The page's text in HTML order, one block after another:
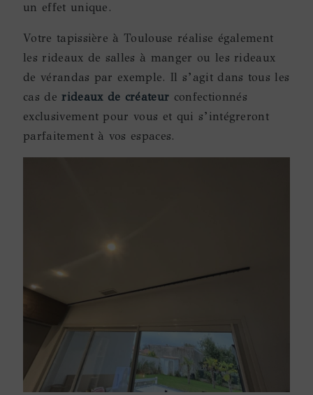
un effet unique.
Votre tapissière à Toulouse réalise également
les rideaux de salles à manger ou les rideaux
de vérandas par exemple. Il s’agit dans tous les
cas derideaux de créateur confectionnés
exclusivement pour vous et qui s’intégreront
parfaitement à vos espaces.